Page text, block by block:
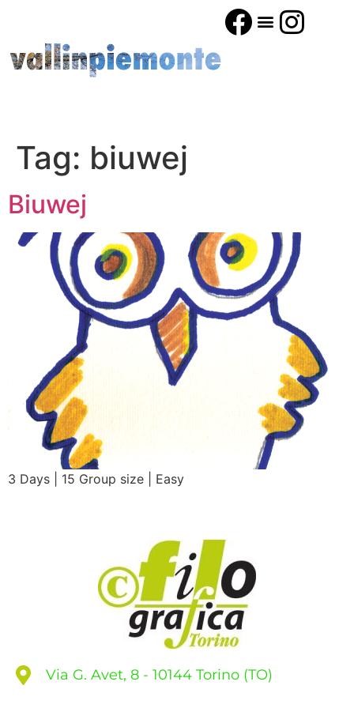
Tag: biuwej
Biuwej
3 Days | 15 Group size | Easy
Via G. Avet, 8 - 10144 Torino (TO)